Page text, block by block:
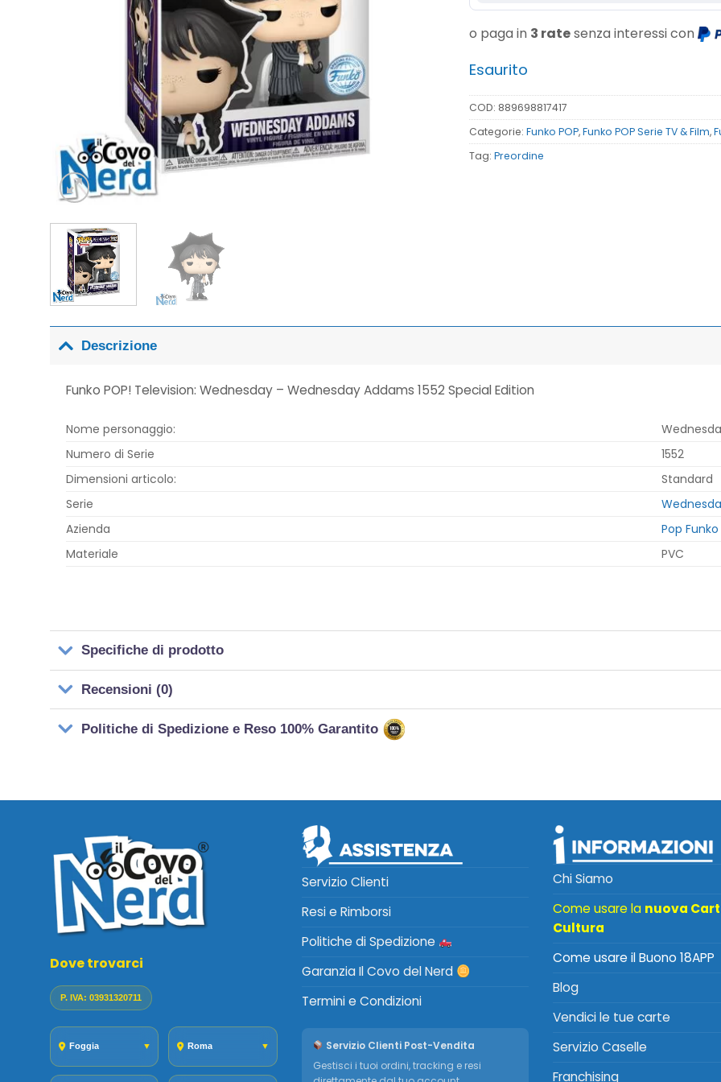
o paga in 3 ratesenza interessi con
Esaurito
COD: 889698817417
Categorie: Funko POP,Funko POP Serie TV & Film,
Tag: Preordine
Descrizione
Funko POP! Television: Wednesday – Wednesday Addams 1552 Special Edition
Nome personaggio:
Numero di Serie
1552
Dimensioni articolo:
Standard
Serie
Azienda
Pop Funko
Materiale
PVC
Specifiche di prodotto
Recensioni (0)
Politiche di Spedizione e Reso 100% Garantito
Dove trovarci
P. IVA: 03931320711
Foggia ▼ Roma ▼
Servizio Clienti
Resi e Rimborsi
Politiche di Spedizione
Garanzia Il Covo del Nerd
Termini e Condizioni
Servizio Clienti Post-Vendita
Gestisci i tuoi ordini, tracking e resi
Chi Siamo
Come usare la nuova
Cultura
Come usare il Buono 18APP
Blog
Vendici le tue carte
Servizio Caselle
Franchising